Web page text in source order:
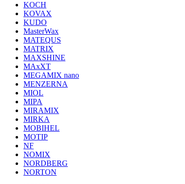
KOCH
KOVAX
KUDO
MasterWax
MATEQUS
MATRIX
MAXSHINE
MAxXT
MEGAMIX nano
MENZERNA
MIOL
MIPA
MIRAMIX
MIRKA
MOBIHEL
MOTIP
NF
NOMIX
NORDBERG
NORTON